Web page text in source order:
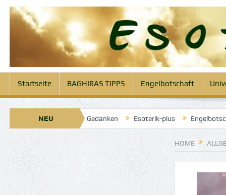
Startseite BAGHIRAS TIPPS Engelbotschaft
NEU
Gedanken Esoterik-plus Engelbotschaft heute 14. April
HOME